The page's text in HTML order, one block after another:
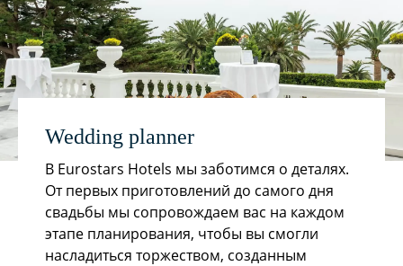
Wedding planner
В Eurostars Hotels мы заботимся о деталях.
От первых приготовлений до самого дня
свадьбы мы сопровождаем вас на каждом
этапе планирования, чтобы вы смогли
насладиться торжеством, созданным